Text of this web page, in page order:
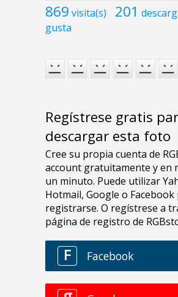
869 visita(s) 201
gusta
Regístrese gratis
descargar esta foto